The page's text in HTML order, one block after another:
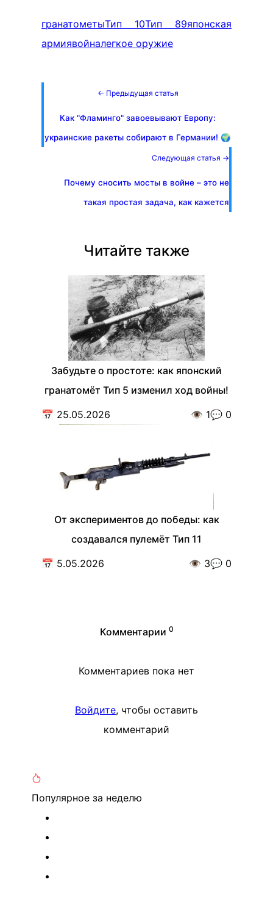
гранатометыТип 10Тип 89японская
армиявойналегкое оружие
← Предыдущая статья
Как "Фламинго" завоевывают Европу:
украинские ракеты собирают в Германии! 🌍
Следующая статья →
Почему сносить мосты в войне – это не
такая простая задача, как кажется
Читайте также
Забудьте о простоте: как японский
гранатомёт Тип 5 изменил ход войны!
📅 25.05.2026 👁️ 1💬 0
От экспериментов до победы: как
создавался пулемёт Тип 11
📅 5.05.2026 👁️ 3💬 0
Комментарии 0
Комментариев пока нет
Войдите, чтобы оставить
комментарий
Популярное за неделю